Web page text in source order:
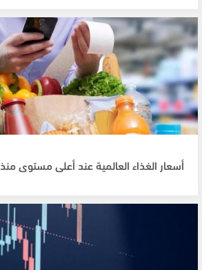
أسعار الغذاء العالمية عند أعلى مستوى منذ 3 سنوات ونصف